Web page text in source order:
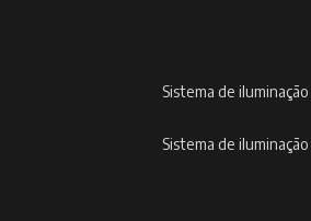
sistema de
sistema de